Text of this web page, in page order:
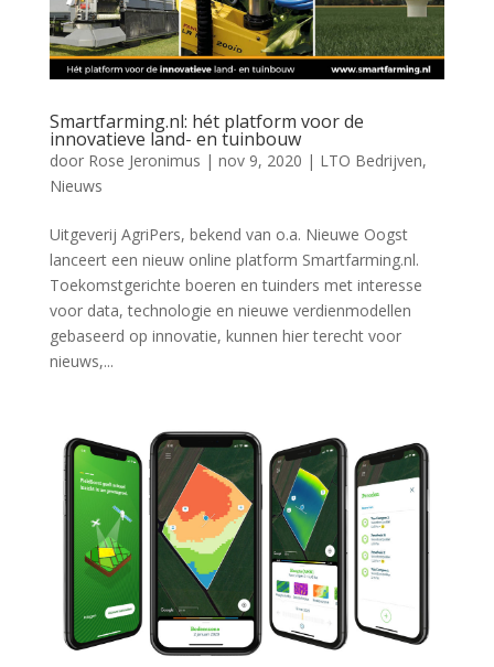
Smartfarming.nl: hét platform voor de
innovatieve land- en tuinbouw
door Rose Jeronimus | nov 9, 2020 | LTO Bedrijven,
Nieuws
Uitgeverij AgriPers, bekend van o.a. Nieuwe Oogst
lanceert een nieuw online platform Smartfarming.nl.
Toekomstgerichte boeren en tuinders met interesse
voor data, technologie en nieuwe verdienmodellen
gebaseerd op innovatie, kunnen hier terecht voor
nieuws,...